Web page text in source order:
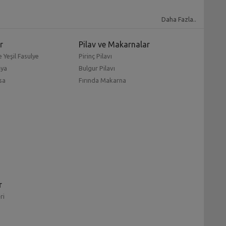
Daha Fazla..
Yeşil Fasulye
Pilav ve Makarnalar
Pirinç Pilavı
Bulgur Pilavı
Fırında Makarna